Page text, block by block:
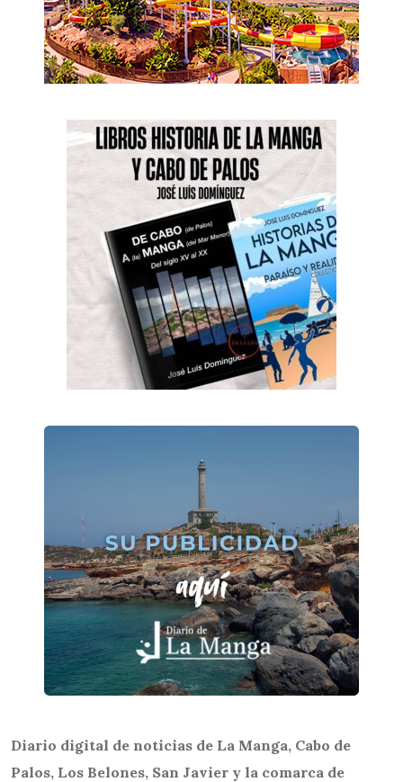
Diario digital de noticias de La Manga, Cabo de
Palos, Los Belones, San Javier y la comarca de